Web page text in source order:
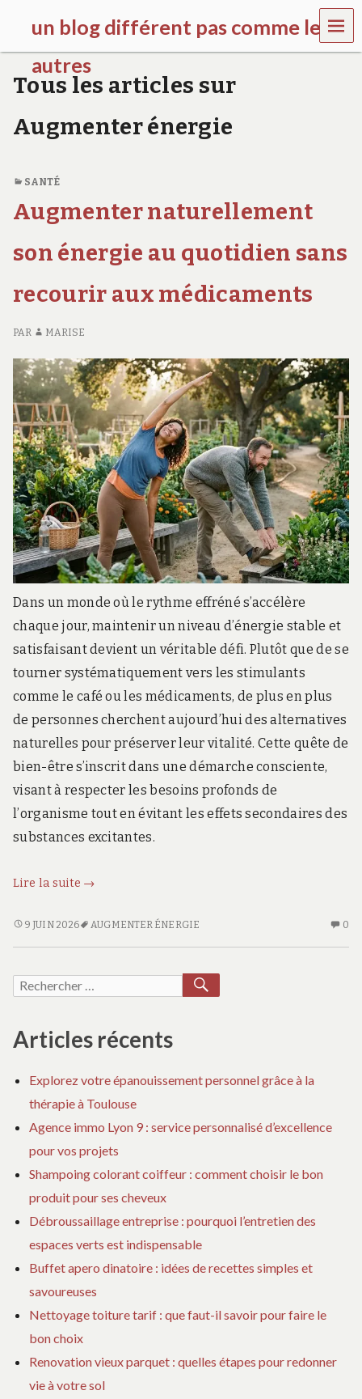
un blog différent pas comme les
autres
f
c
i
l
d
r
n
r
MEN
U
Tous les articles sur
Augmenter énergie
SANTÉ
Augmenter naturellement
son énergie au quotidien sans
recourir aux médicaments
PAR MARISE
Dans un monde où le rythme effréné s’accélère
chaque jour, maintenir un niveau d’énergie stable et
satisfaisant devient un véritable défi. Plutôt que de se
tourner systématiquement vers les stimulants
comme le café ou les médicaments, de plus en plus
de personnes cherchent aujourd’hui des alternatives
naturelles pour préserver leur vitalité. Cette quête de
bien-être s’inscrit dans une démarche consciente,
visant à respecter les besoins profonds de
l’organisme tout en évitant les effets secondaires des
substances excitantes.
Lire la suite
Augmenter
son
aux
→
AUGMENTER
ÉNERGIE
AU
SANS
RECOURIR
MÉDICAMENTS
9 JUIN 2026 AUGMENTER ÉNERGIE 0
Recherche
Articles récents
Explorez votre épanouissement personnel grâce à la
thérapie à Toulouse
Agence immo Lyon 9 : service personnalisé d’excellence
pour vos projets
Shampoing colorant coiffeur : comment choisir le bon
produit pour ses cheveux
Débroussaillage entreprise : pourquoi l’entretien des
espaces verts est indispensable
Buffet apero dinatoire : idées de recettes simples et
savoureuses
Nettoyage toiture tarif : que faut-il savoir pour faire le
bon choix
Renovation vieux parquet : quelles étapes pour redonner
vie à votre sol